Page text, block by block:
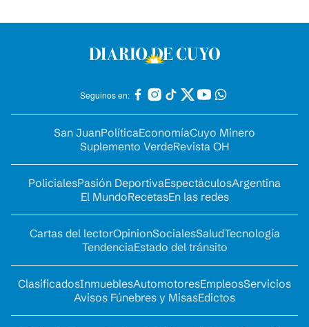
Seguinos en:
San JuanPolíticaEconomíaCuyo Minero
Suplemento VerdeRevista OH
PolicialesPasión DeportivaEspectáculosArgentina
El MundoRecetasEn las redes
Cartas del lectorOpinionSocialesSaludTecnología
TendenciaEstado del tránsito
ClasificadosInmueblesAutomotoresEmpleosServicios
Avisos Fúnebres y MisasEdictos